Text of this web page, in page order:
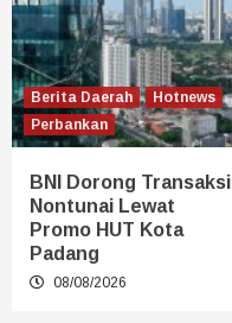
Berita Daerah
Hotnews
Perbankan
BNI Dorong Transaksi
Nontunai Lewat
Promo HUT Kota
Padang
08/08/2026